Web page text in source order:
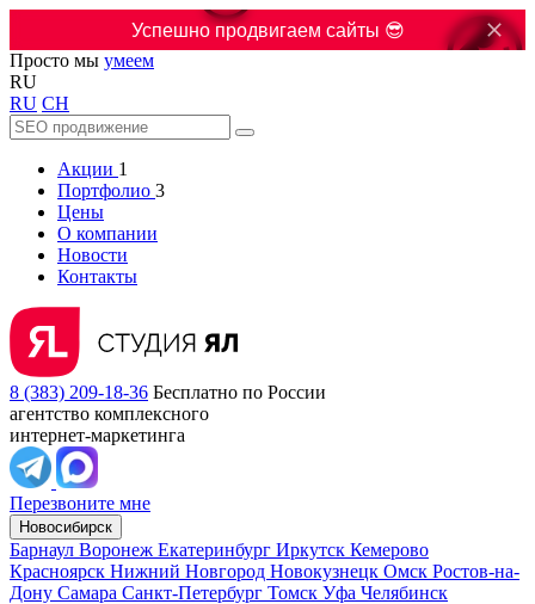
Успешно продвигаем сайты 😎
Просто мы умеем
RU
RU CH
Акции 1
Портфолио 3
Цены
О компании
Новости
Контакты
8 (383) 209-18-36 Бесплатно по России
агентство комплексного
интернет-маркетинга
Перезвоните мне
Новосибирск
Барнаул Воронеж Екатеринбург Иркутск Кемерово
Красноярск Нижний Новгород Новокузнецк Омск Ростов-на-
Дону Самара Санкт-Петербург Томск Уфа Челябинск